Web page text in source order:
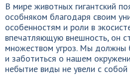
В мире животных гигантский
особняком благодаря своим
особенностям и роли в
впечатляющую внешность, он
множеством угроз. Мы должны
и заботиться о нашем
небытие виды не увели с собой